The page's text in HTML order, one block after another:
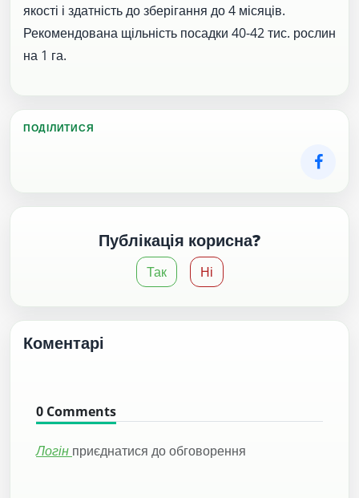
якості і здатність до зберігання до 4 місяців.
Рекомендована щільність посадки 40-42 тис. рослин
на 1 га.
ПОДІЛИТИСЯ
Публікація корисна?
Так Ні
Коментарі
0 Comments
Логін приєднатися до обговорення